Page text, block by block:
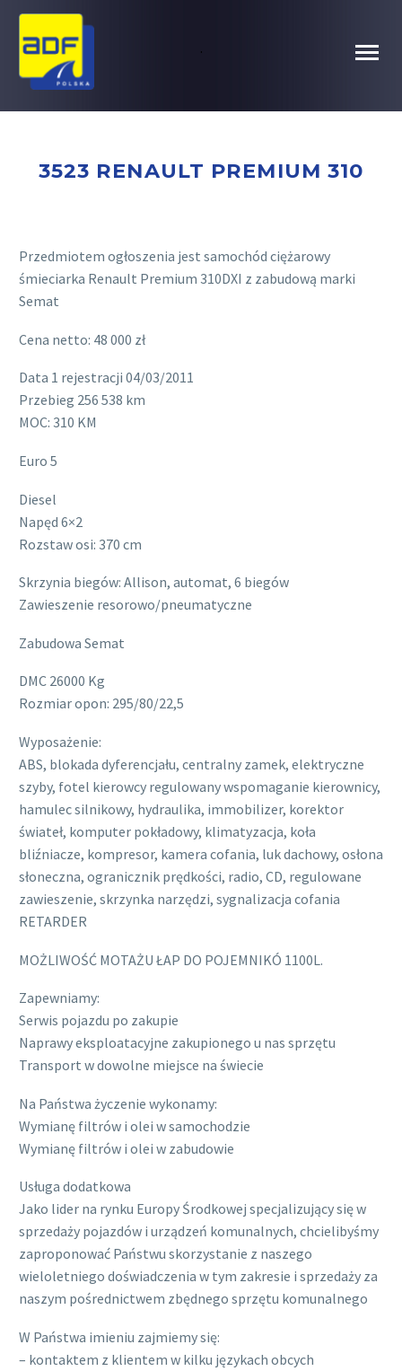
.
3523 RENAULT PREMIUM 310
Przedmiotem ogłoszenia jest samochód ciężarowy
śmieciarka Renault Premium 310DXI z zabudową marki
Semat
Cena netto: 48 000 zł
Data 1 rejestracji 04/03/2011
Przebieg 256 538 km
MOC: 310 KM
Euro 5
Diesel
Napęd 6×2
Rozstaw osi: 370 cm
Skrzynia biegów: Allison, automat, 6 biegów
Zawieszenie resorowo/pneumatyczne
Zabudowa Semat
DMC 26000 Kg
Rozmiar opon: 295/80/22,5
Wyposażenie:
ABS, blokada dyferencjału, centralny zamek, elektryczne
szyby, fotel kierowcy regulowany wspomaganie kierownicy,
hamulec silnikowy, hydraulika, immobilizer, korektor
świateł, komputer pokładowy, klimatyzacja, koła
bliźniacze, kompresor, kamera cofania, luk dachowy, osłona
słoneczna, ogranicznik prędkości, radio, CD, regulowane
zawieszenie, skrzynka narzędzi, sygnalizacja cofania
RETARDER
MOŻLIWOŚĆ MOTAŻU ŁAP DO POJEMNIKÓ 1100L.
Zapewniamy:
Serwis pojazdu po zakupie
Naprawy eksploatacyjne zakupionego u nas sprzętu
Transport w dowolne miejsce na świecie
Na Państwa życzenie wykonamy:
Wymianę filtrów i olei w samochodzie
Wymianę filtrów i olei w zabudowie
Usługa dodatkowa
Jako lider na rynku Europy Środkowej specjalizujący się w
sprzedaży pojazdów i urządzeń komunalnych, chcielibyśmy
zaproponować Państwu skorzystanie z naszego
wieloletniego doświadczenia w tym zakresie i sprzedaży za
naszym pośrednictwem zbędnego sprzętu komunalnego
W Państwa imieniu zajmiemy się:
– kontaktem z klientem w kilku językach obcych